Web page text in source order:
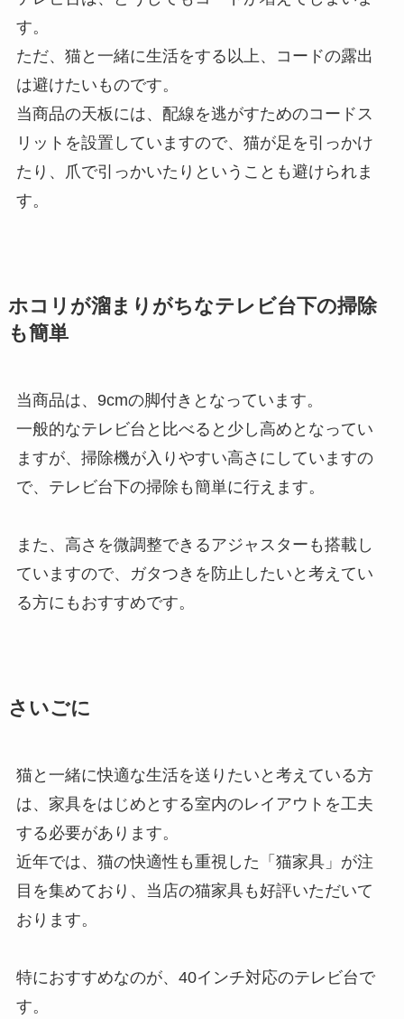
す。
ただ、猫と一緒に生活をする以上、コードの露出
は避けたいものです。
当商品の天板には、配線を逃がすためのコードス
リットを設置していますので、猫が足を引っかけ
たり、爪で引っかいたりということも避けられま
す。
ホコリが溜まりがちなテレビ台下の掃除
も簡単
当商品は、9cmの脚付きとなっています。
一般的なテレビ台と比べると少し高めとなってい
ますが、掃除機が入りやすい高さにしていますの
で、テレビ台下の掃除も簡単に行えます。
また、高さを微調整できるアジャスターも搭載し
ていますので、ガタつきを防止したいと考えてい
る方にもおすすめです。
さいごに
猫と一緒に快適な生活を送りたいと考えている方
は、家具をはじめとする室内のレイアウトを工夫
する必要があります。
近年では、猫の快適性も重視した「猫家具」が注
目を集めており、当店の猫家具も好評いただいて
おります。
特におすすめなのが、40インチ対応のテレビ台で
す。